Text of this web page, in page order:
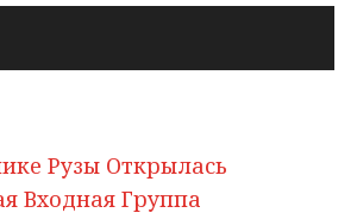
Рузы Открылась
Входная Группа